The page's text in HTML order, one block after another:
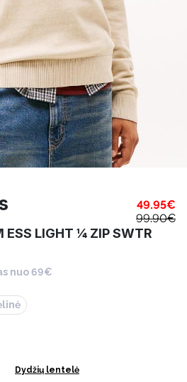
49.95€
99.90€
LIGHT ¼ ZIP SWTR
nuo 69€
Dydžių lentelė